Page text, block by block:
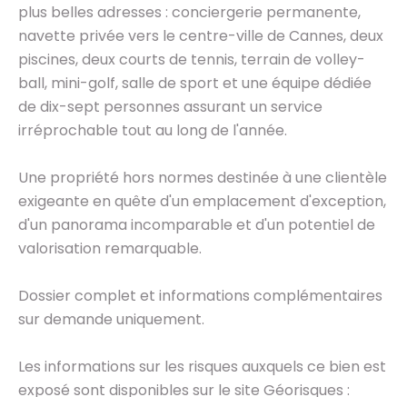
plus belles adresses : conciergerie permanente,
navette privée vers le centre-ville de Cannes, deux
piscines, deux courts de tennis, terrain de volley-
ball, mini-golf, salle de sport et une équipe dédiée
de dix-sept personnes assurant un service
irréprochable tout au long de l'année.
Une propriété hors normes destinée à une clientèle
exigeante en quête d'un emplacement d'exception,
d'un panorama incomparable et d'un potentiel de
valorisation remarquable.
Dossier complet et informations complémentaires
sur demande uniquement.
Les informations sur les risques auxquels ce bien est
exposé sont disponibles sur le site Géorisques :